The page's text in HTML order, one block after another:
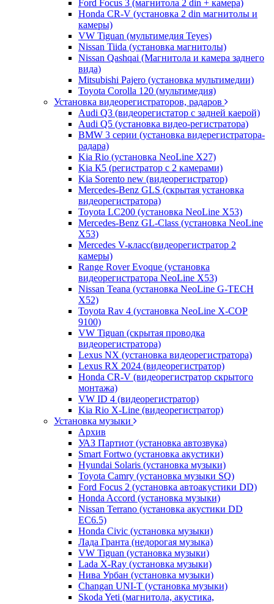
Ford Focus 3 (магнитола 2 din + камера)
Honda CR-V (установка 2 din магнитолы и
камеры)
VW Tiguan (мультимедия Teyes)
Nissan Tiida (установка магнитолы)
Nissan Qashqai (Магнитола и камера заднего
вида)
Mitsubishi Pajero (установка мультимедии)
Toyota Corolla 120 (мультимедия)
Установка видеорегистраторов, радаров
Audi Q3 (видеорегистатор с задней каерой)
Audi Q5 (установка видео-регистратора)
BMW 3 серии (установка видерегистратора-
радара)
Kia Rio (установка NeoLine X27)
Kia К5 (регистратор с 2 камерами)
Kia Sorento new (видеорегистратор)
Mercedes-Benz GLS (скрытая установка
видеорегистратора)
Toyota LC200 (установка NeoLine X53)
Mercedes-Benz GL-Class (установка NeoLine
X53)
Mercedes V-класс(видеорегистратор 2
камеры)
Range Rover Evoque (установка
видеорегистратора NeoLine X53)
Nissan Teana (установка NeoLine G-TECH
X52)
Toyota Rav 4 (установка NeoLine X-COP
9100)
VW Tiguan (скрытая проводка
видеорегистратора)
Lexus NX (установка видеорегистратора)
Lexus RX 2024 (видеорегистратор)
Honda CR-V (видеорегистратор скрытого
монтажа)
VW ID 4 (видеорегистратор)
Kia Rio X-Line (видеорегистратор)
Установка музыки
Архив
УАЗ Партиот (установка автозвука)
Smart Fortwo (установка акустики)
Hyundai Solaris (установка музыки)
Toyota Camry (установка музыки SQ)
Ford Focus 2 (установка автоакустики DD)
Honda Accord (установка музыки)
Nissan Terrano (установка акустики DD
EC6.5)
Honda Civic (установка музыки)
Лада Гранта (недорогая музыка)
VW Tiguan (установка музыки)
Lada X-Ray (установка музыки)
Нива Урбан (установка музыки)
Changan UNI-T (установка музыки)
Skoda Yeti (магнитола, акустика,